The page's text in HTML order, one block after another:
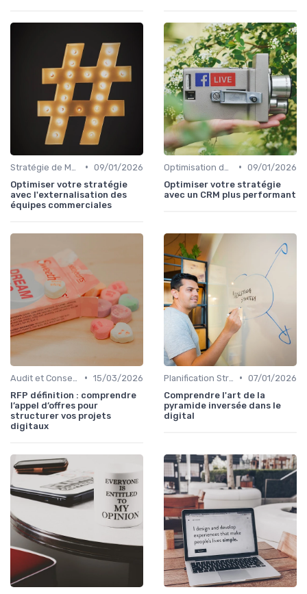
• 09/01/2026
Optimiser votre stratégie
avec l'externalisation des
équipes commerciales
• 09/01/2026
Optimiser votre stratégie
avec un CRM plus performant
• 15/03/2026
RFP définition : comprendre
l’appel d’offres pour
structurer vos projets
digitaux
• 07/01/2026
Comprendre l'art de la
pyramide inversée dans le
digital